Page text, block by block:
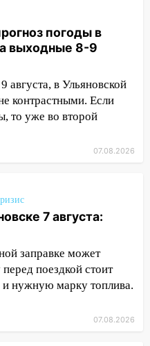
детские
Кивать
прокурорской
в Ульяновске
на
августа пройдет
время» с
погоды в
выходные 8-9
в Ульяновской
контрастными. Если
то уже во второй
07.08.2026
7 августа:
заправке может
поездкой стоит
и нужную марку топлива.
07.08.2026